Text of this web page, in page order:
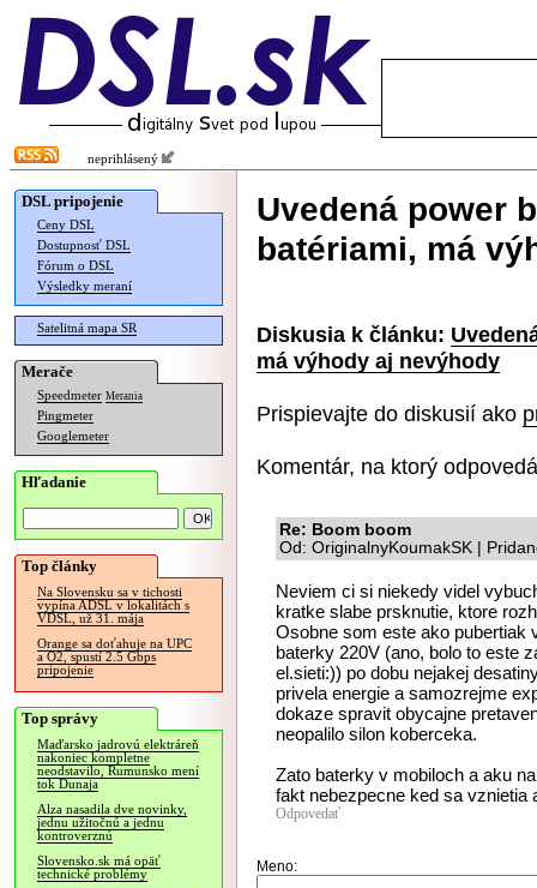
neprihlásený
DSL pripojenie
Ceny DSL
Dostupnosť DSL
Fórum o DSL
Výsledky meraní
Satelitná mapa SR
Merače
Speedmeter Merania
Pingmeter
Googlemeter
Hľadanie
Top články
Na Slovensku sa v tichosti
vypína ADSL v lokalitách s
VDSL, už 31. mája
Orange sa doťahuje na UPC
a O2, spustí 2.5 Gbps
pripojenie
Top správy
Maďarsko jadrovú elektráreň
nakoniec kompletne
neodstavilo, Rumunsko mení
tok Dunaja
Alza nasadila dve novinky,
jednu užitočnú a jednu
kontroverznú
Slovensko.sk má opäť
technické problémy
Uvedená power
batériami, má
Diskusia k článku:
má výhody aj nevýhody
Prispievajte do diskusií ako
Komentár, na ktorý
Re: Boom boom
Od: OriginalnyKoumakSK |
Neviem ci si niekedy videl
kratke slabe prsknutie, ktore
Osobne som este ako pubertiak
baterky 220V (ano, bolo to este
el.sieti:)) po dobu nejakej
privela energie a samozrejme
dokaze spravit obycajne
neopalilo silon koberceka.
Zato baterky v mobiloch a aku
fakt nebezpecne ked sa vznietia
Odpovedať
Meno: